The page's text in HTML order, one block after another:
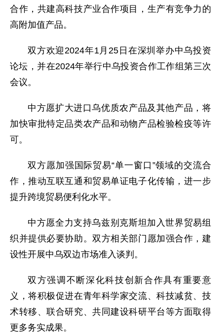
合作，共建高科技产业合作项目，生产有竞争力的
高附加值产品。
双方欢迎2024年1月25日在深圳举办中乌投资
论坛，并在2024年举行中乌投资合作工作组第三次
会议。
中方愿扩大进口乌优质农产品及其他产品，将
加快审批特定品类农产品和动物产品检验检疫等许
可。
双方愿加强国际贸易“单一窗口”领域的交流合
作，推动互联互通和贸易单证电子化传输，进一步
提升跨境贸易便利化水平。
中方愿全力支持乌兹别克斯坦加入世界贸易组
织并提供必要协助。双方相关部门愿加强合作，建
设性开展中乌双边市场准入谈判。
双方强调不断深化科技创新合作具有重要意
义，将积极促进在青年科学家交流、科技减贫、技
术转移、联合研究、共同建设科研平台等方面取得
更多务实成果。